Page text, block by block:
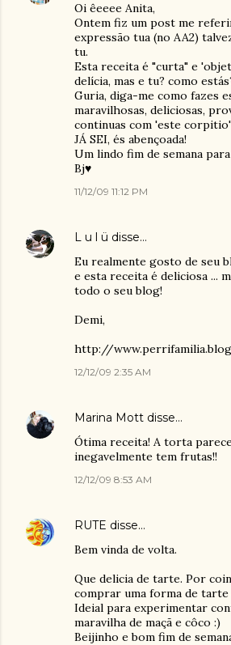
Oi êeeee Anita,
Ontem fiz um post me
expressão tua (no AA2)
tu.
Esta receita é "curta" e
delícia, mas e tu? como
Guria, diga-me como fazes
maravilhosas, deliciosas,
continuas com 'este
JÁ SEI, és abençoada!
Um lindo fim de semana
Bj♥
11/12/09 11:12 PM
L u l ü disse…
Eu realmente gosto de seu
e esta receita é deliciosa ...
todo o seu blog!
Demi,
http://
12/12/09 2:35 AM
Marina Mott disse…
Ótima receita! A torta
inegavelmente tem frutas!!
12/12/09 8:53 AM
RUTE disse…
Bem vinda de volta.
Que delicia de tarte. Por
comprar uma forma de tarte
Ideial para experimentar
maravilha de maçã e côco :)
Beijinho e bom fim de